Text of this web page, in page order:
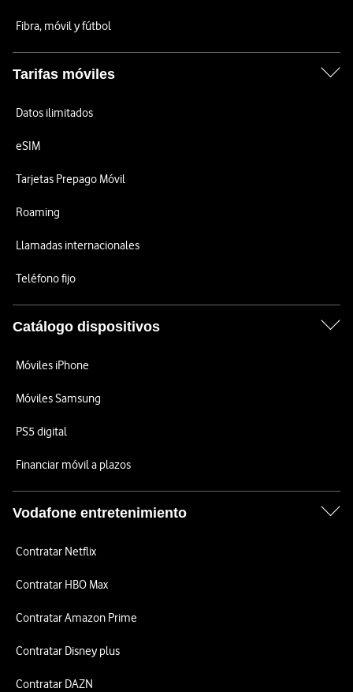
Fibra, móvil y fútbol
Tarifas móviles
Datos ilimitados
eSIM
Tarjetas Prepago Móvil
Roaming
Llamadas internacionales
Teléfono fijo
Catálogo dispositivos
Móviles iPhone
Móviles Samsung
PS5 digital
Financiar móvil a plazos
Vodafone entretenimiento
Contratar Netflix
Contratar HBO Max
Contratar Amazon Prime
Contratar Disney plus
Contratar DAZN